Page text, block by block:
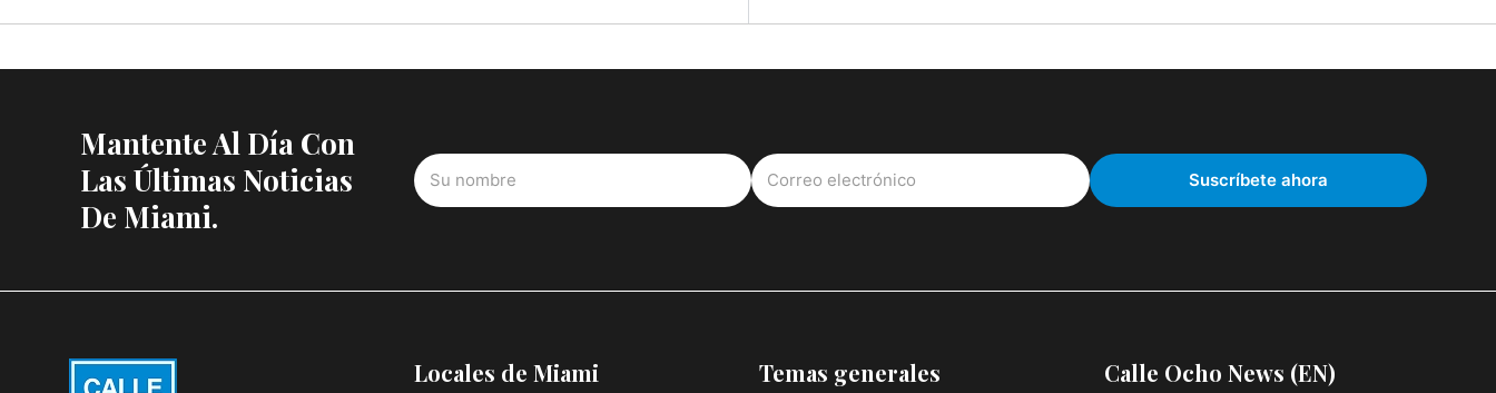
Mantente Al Día Con
Las Últimas Noticias
De Miami.
Locales de Miami Temas generales Calle Ocho News (EN)